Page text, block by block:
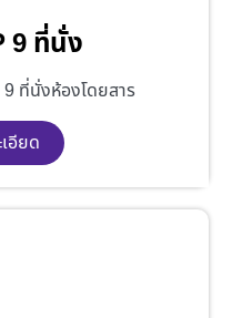
9 ที่นั่ง
ที่นั่งห้องโดยสาร
อียด